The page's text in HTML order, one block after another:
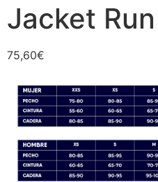
Jacket
75,60€